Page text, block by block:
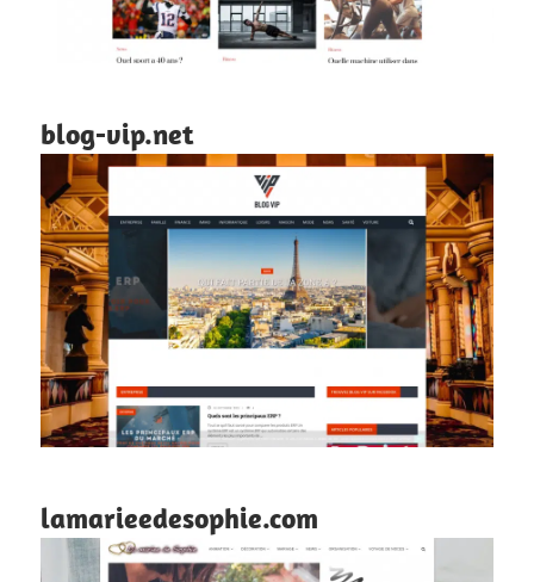
blog-vip.net
lamarieedesophie.com